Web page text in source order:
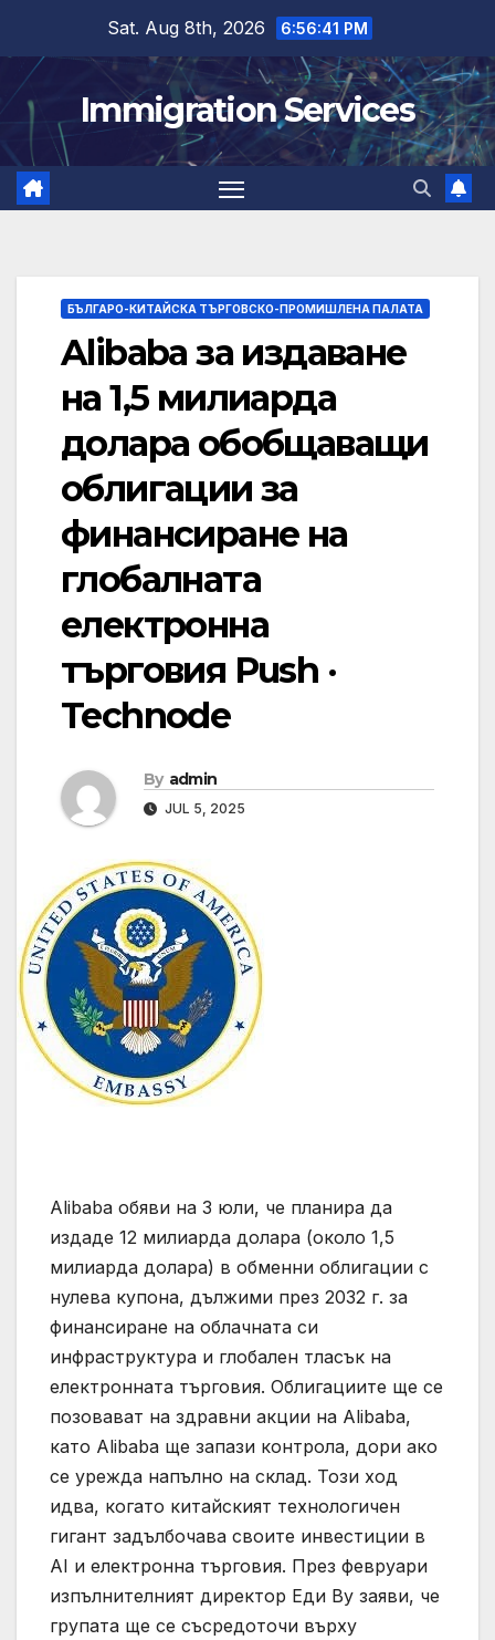
content
Sat. Aug 8th, 2026 6:56:42 PM
Immigration Services
БЪЛГАРО-КИТАЙСКА ТЪРГОВСКО-ПРОМИШЛЕНА ПАЛАТА
Alibaba за издаване
на 1,5 милиарда
долара обобщаващи
облигации за
финансиране на
глобалната
електронна
търговия Push ·
Technode
By admin
JUL 5, 2025
Alibaba обяви на 3 юли, че планира да
издаде 12 милиарда долара (около 1,5
милиарда долара) в обменни облигации с
нулева купона, дължими през 2032 г. за
финансиране на облачната си
инфраструктура и глобален тласък на
електронната търговия. Облигациите ще се
позовават на здравни акции на Alibaba,
като Alibaba ще запази контрола, дори ако
се урежда напълно на склад. Този ход
идва, когато китайският технологичен
гигант задълбочава своите инвестиции в
AI и електронна търговия. През февруари
изпълнителният директор Еди Ву заяви, че
групата ще се съсредоточи върху